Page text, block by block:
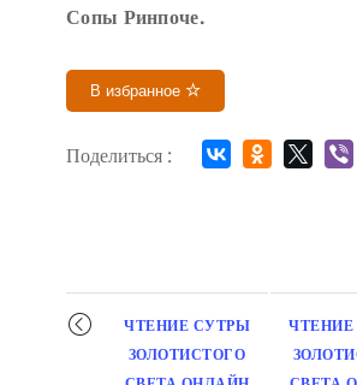
Сопы Ринпоче.
В избранное
Поделиться :
Мероприятие
навигация
ЧТЕНИЕ СУТРЫ
ЗОЛОТИСТОГО